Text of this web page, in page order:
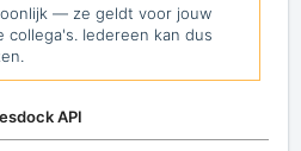
— ze geldt voor jouw
Iedereen kan dus
API